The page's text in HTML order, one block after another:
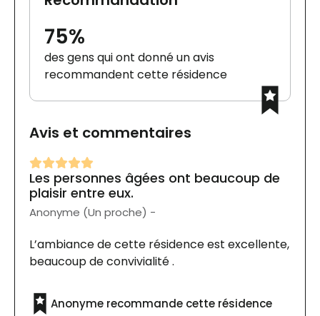
75%
des gens qui ont donné un avis
recommandent cette résidence
Avis et commentaires
Les personnes âgées ont beaucoup de
plaisir entre eux.
Anonyme (Un proche) -
L’ambiance de cette résidence est excellente,
beaucoup de convivialité .
Anonyme recommande cette résidence